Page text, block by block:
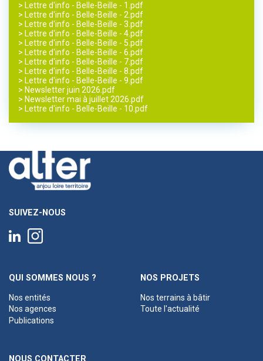
> Lettre d'info - Belle-Beille - 1.pdf
> Lettre d'info - Belle-Beille - 2.pdf
> Lettre d'info - Belle-Beille - 3.pdf
> Lettre d'info - Belle-Beille - 4.pdf
> Lettre d'info - Belle-Beille - 5.pdf
> Lettre d'info - Belle-Beille - 6.pdf
> Lettre d'info - Belle-Beille - 7.pdf
> Lettre d'info - Belle-Beille - 8.pdf
> Lettre d'info - Belle-Beille - 9.pdf
> Newsletter juin 2026.pdf
> Newsletter mai à juillet 2026.pdf
> Lettre d'info - Belle-Beille - 10.pdf
SUIVEZ-NOUS
QUI SOMMES NOUS ?
Nos entités
Nos agences
Publications
NOS PROJETS
Nos terrains à bâtir
Toute l'actualité